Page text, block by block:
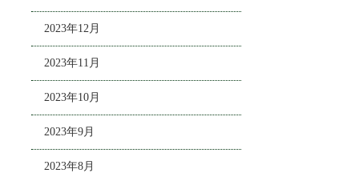
2023年12月
2023年11月
2023年10月
2023年9月
2023年8月